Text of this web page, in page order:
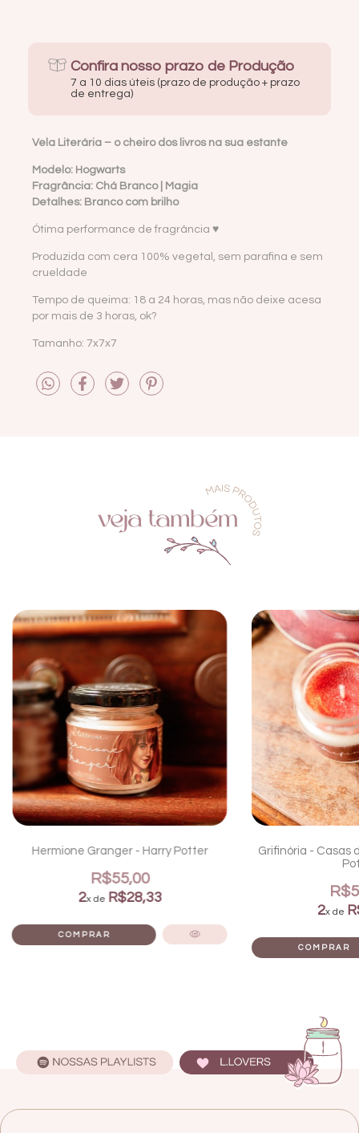
Confira nosso prazo de Produção
7 a 10 dias úteis (prazo de produção + prazo
de entrega)
Vela Literária – o cheiro dos livros na sua estante
Modelo: Hogwarts
Fragrância: Chá Branco | Magia
Detalhes: Branco com brilho
Ótima performance de fragrância ♥
Produzida com cera 100% vegetal, sem parafina e sem
crueldade
Tempo de queima: 18 a 24 horas, mas não deixe acesa
por mais de 3 horas, ok?
Tamanho: 7x7x7
Hermione Granger - Harry Potter
R$55,00
2x de R$28,33
Grifinória - Casas
2x de